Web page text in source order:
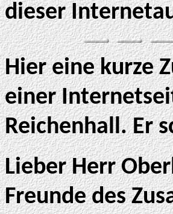
dieser
Hier eine kurze
einer
Reichenhall. Er
Lieber Herr
Freunde des